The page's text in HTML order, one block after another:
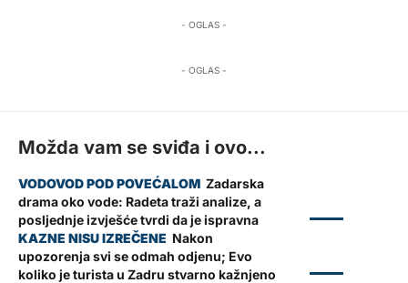
- OGLAS -
- OGLAS -
Možda vam se sviđa i ovo...
Zadarska
drama oko vode: Radeta traži analize, a
posljednje izvješće tvrdi da je ispravna
Nakon
upozorenja svi se odmah odjenu; Evo
koliko je turista u Zadru stvarno kažnjeno